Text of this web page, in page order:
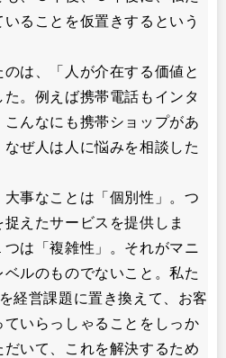
ることを仮置きするという
は、「人が介在する価値と
。例えば携帯電話もインタ
んなにも携帯ショップがあ
ぜ人は人に悩みを相談した
事なことは「個別性」。つ
えたサービスを提供しま
は「複雑性」。それがマニ
ルのものでないこと。私た
経営課題に置き換えて、お客
いらっしゃることをしっか
いて、これを解決するため